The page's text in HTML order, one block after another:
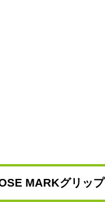
MARKグリップ